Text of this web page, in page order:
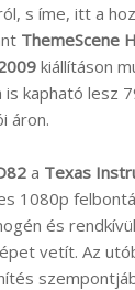
s íme, itt a
ThemeScene
kiállításon
is kapható lesz
áron.
a Texas
1080p
és
vetít. Az